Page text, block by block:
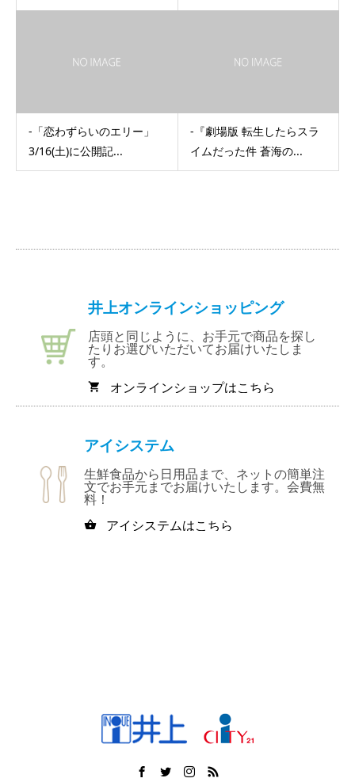
-「恋わずらいのエリー」
3/16(土)に公開記...
-『劇場版 転生したらスラ
イムだった件 蒼海の...
井上オンラインショッピング
店頭と同じように、お手元で商品を探し
たりお選びいただいてお届けいたしま
す。
shopping_cart オンラインショップはこちら
アイシステム
生鮮食品から日用品まで、ネットの簡単注
文でお手元までお届けいたします。会費無
料！
shopping_basket アイシステムはこちら